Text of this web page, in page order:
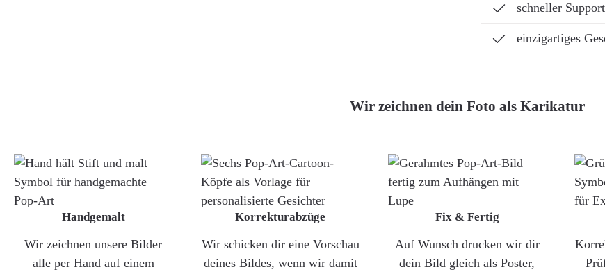
schneller Support
einzigartiges
Wir zeichnen dein Foto als Karikatur
Handgemalt
Wir zeichnen unsere Bilder
alle per Hand auf einem
Korrekturabzüge
Wir schicken dir eine Vorschau
deines Bildes, wenn wir damit
Fix & Fertig
Auf Wunsch drucken wir dir
dein Bild gleich als Poster,